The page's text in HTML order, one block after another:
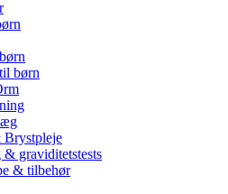
børn
graviditetstests
& tilbehør